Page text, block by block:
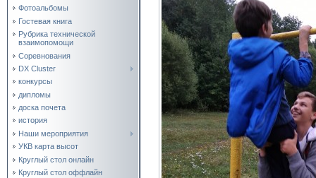
Фотоальбомы
Гостевая книга
Рубрика технической
взаимопомощи
Соревнования
DX Cluster
конкурсы
дипломы
доска почета
история
Наши мероприятия
УКВ карта высот
Круглый стол онлайн
Круглый стол оффлайн